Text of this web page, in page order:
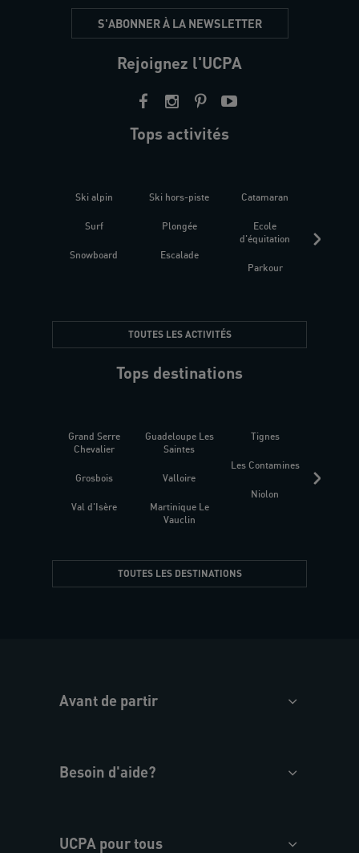
S'ABONNER À LA NEWSLETTER
Rejoignez l'UCPA
Tops activités
Ski alpin
Surf
Snowboard
Ski hors-piste
Plongée
Escalade
Catamaran
Ecole
d'équitation
Parkour
TOUTES LES ACTIVITÉS
Tops destinations
Grand Serre
Chevalier
Grosbois
Val d'Isère
Guadeloupe Les
Saintes
Valloire
Martinique Le
Vauclin
Tignes
Les Contamines
Niolon
TOUTES LES DESTINATIONS
Avant de partir
Besoin d'aide?
UCPA pour tous